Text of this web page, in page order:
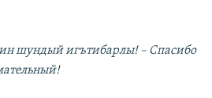
шундый игътибарлы! – Спасибо